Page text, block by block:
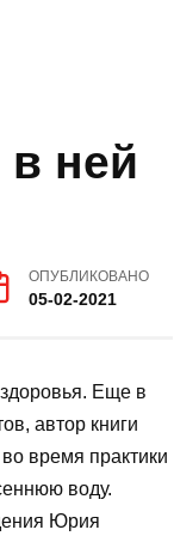
ней
ОПУБЛИКОВАНО
05-02-2021
Еще в
автор книги
время практики
воду.
Юрия